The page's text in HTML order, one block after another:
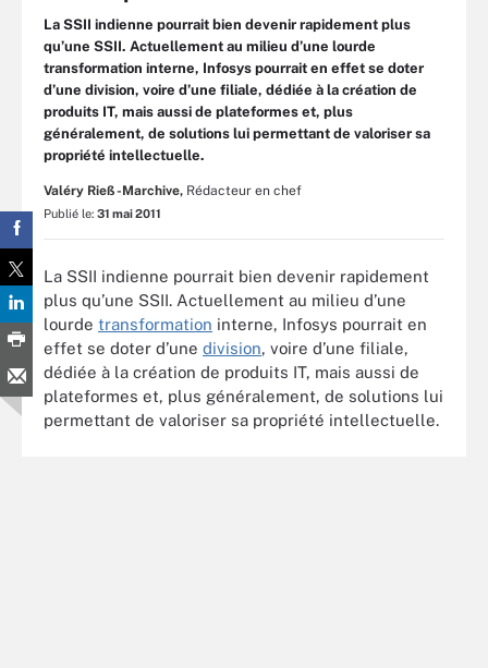
La SSII indienne pourrait bien devenir rapidement plus
qu’une SSII. Actuellement au milieu d’une lourde
transformation interne, Infosys pourrait en effet se doter
d’une division, voire d’une filiale, dédiée à la création de
produits IT, mais aussi de plateformes et, plus
généralement, de solutions lui permettant de valoriser sa
propriété intellectuelle.
Valéry Rieß-Marchive, Rédacteur en chef
Publié le: 31 mai 2011
La SSII indienne pourrait bien devenir rapidement
plus qu’une SSII. Actuellement au milieu d’une
lourde transformation interne, Infosys pourrait en
effet se doter d’une division, voire d’une filiale,
dédiée à la création de produits IT, mais aussi de
plateformes et, plus généralement, de solutions lui
permettant de valoriser sa propriété intellectuelle.